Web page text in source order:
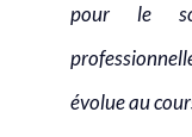
pour le
évolue au